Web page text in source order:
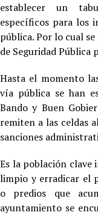
establecer un
específicos para los
pública. Por lo cual
de Seguridad Pública
Hasta el momento
vía pública se han
Bando y Buen
remiten a las celdas
sanciones
Es la población
limpio y erradicar el
o predios que
ayuntamiento se